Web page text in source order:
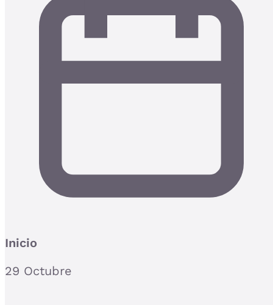
Inicio
29 Octubre